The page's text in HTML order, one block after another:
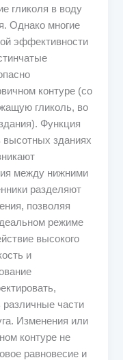
гликоля в воду
Однако многие
эффективности
контуре (со
гликоль, во
Функция
зданиях
между нижними
разделяют
позволяя
режиме
высокого
и
различные части
Изменения или
контуре не
равновесие и